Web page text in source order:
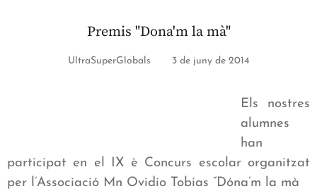
Premis "Dona'm la mà"
UltraSuperGlobals 3 de juny de 2014
Els nostres
alumnes
han
participat en el IX è Concurs escolar organitzat
per l’Associació Mn Ovidio Tobias “Dóna’m la mà